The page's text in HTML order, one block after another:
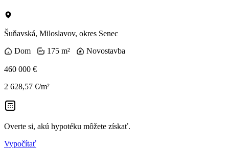
Šuňavská, Miloslavov, okres Senec
Dom
175 m² Novostavba
460 000 €
2 628,57 €/m²
Overte si, akú hypotéku môžete získať.
Vypočítať